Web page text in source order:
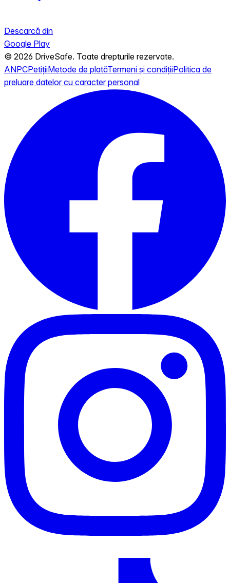
Descarcă din
Google Play
© 2026 DriveSafe. Toate drepturile rezervate.
ANPCPetițiiMetode de platăTermeni și condițiiPolitica de
preluare datelor cu caracter personal